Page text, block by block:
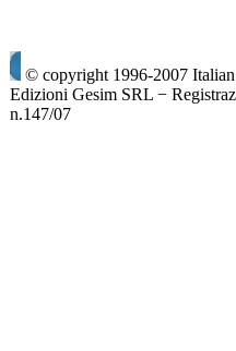
© copyright 1996-2007
Edizioni Gesim SRL −
n.147/07